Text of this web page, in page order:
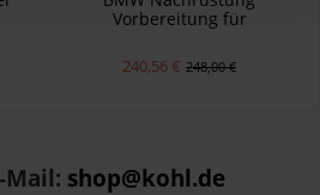
Vorbereitung für
240,56 € 248,00 €
Mail: shop@kohl.de